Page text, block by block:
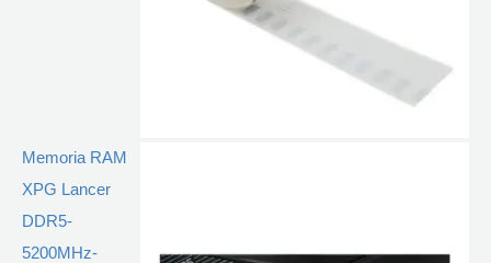
Memoria RAM
XPG Lancer
DDR5-
5200MHz-